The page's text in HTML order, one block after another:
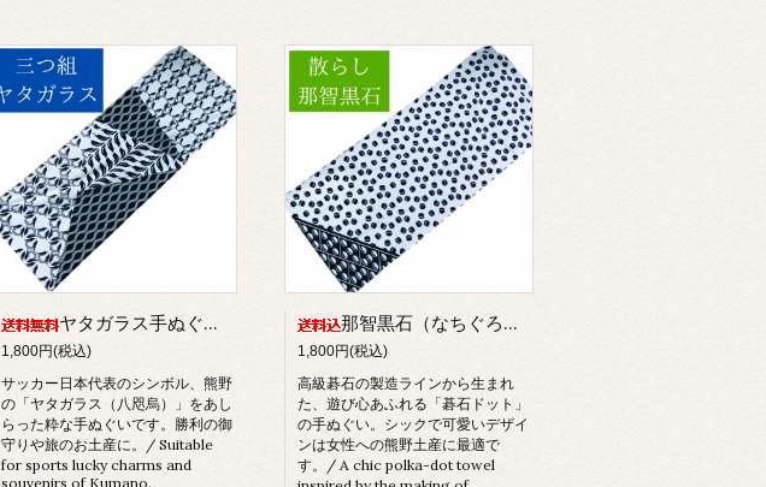
ヤタガラス手ぬぐい〜熊野の黒 三つ組ヤタガラス〜
1,800円(税込)
サッカー日本代表のシンボル、熊野
の「ヤタガラス（八咫烏）」をあし
らった粋な手ぬぐいです。勝利の御
守りや旅のお土産に。/ Suitable
for sports lucky charms and
souvenirs of Kumano.
那智黒石（なちぐろいし）手ぬぐい〜熊野の黒 散らし那智黒石〜
1,800円(税込)
高級碁石の製造ラインから生まれ
た、遊び心あふれる「碁石ドット」
の手ぬぐい。シックで可愛いデザイ
ンは女性への熊野土産に最適で
す。/ A chic polka-dot towel